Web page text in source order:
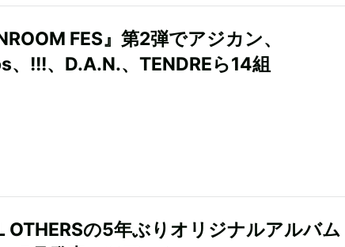
FES』第2弾でアジカン、
、!!!、D.A.N.、TENDREら14組
OTHERSの5年ぶりオリジナルアルバム